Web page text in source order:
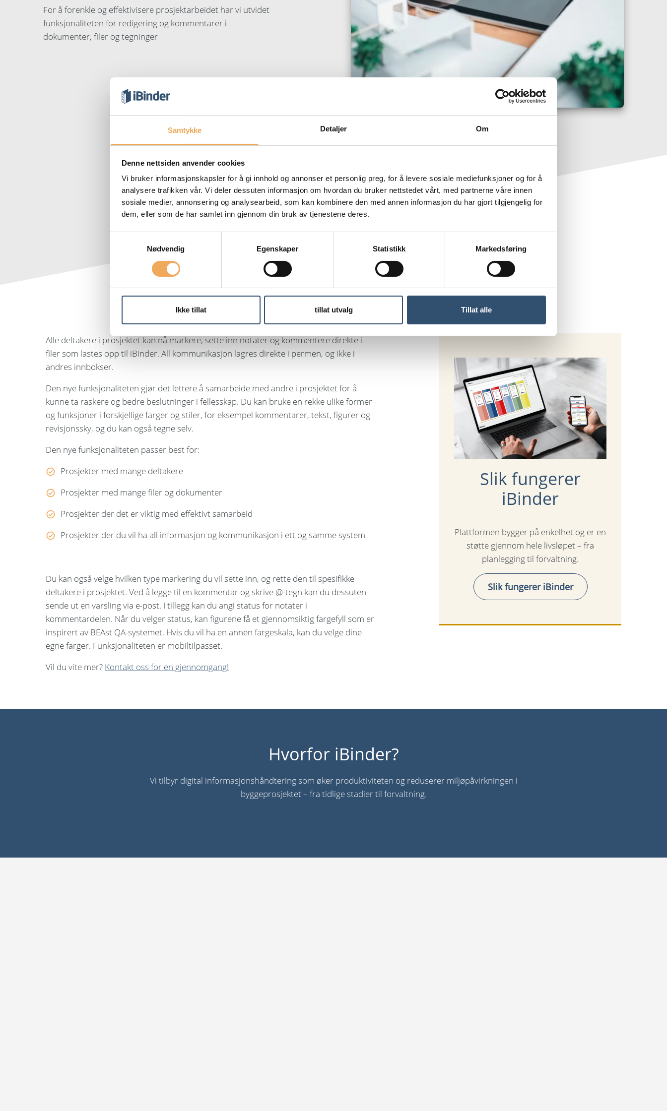
Samtykke Detaljer Om
Denne nettsiden anvender cookies
Vi bruker informasjonskapsler for å gi innhold og annonser et personlig preg, for å levere sosiale mediefunksjoner og for å
analysere trafikken vår. Vi deler dessuten informasjon om hvordan du bruker nettstedet vårt, med partnerne våre innen
sosiale medier, annonsering og analysearbeid, som kan kombinere den med annen informasjon du har gjort tilgjengelig for
dem, eller som de har samlet inn gjennom din bruk av tjenestene deres.
Nødvendig
Egenskaper Statistikk Markedsføring
Ikke tillat tillat utvalg Tillat alle
For å forenkle og effektivisere prosjektarbeidet har vi utvidet
funksjonaliteten for redigering og kommentarer i
dokumenter, filer og tegninger
Alle deltakere i prosjektet kan nå markere, sette inn notater og kommentere direkte i
filer som lastes opp til iBinder. All kommunikasjon lagres direkte i permen, og ikke i
andres innbokser.
Den nye funksjonaliteten gjør det lettere å samarbeide med andre i prosjektet for å
kunne ta raskere og bedre beslutninger i fellesskap. Du kan bruke en rekke ulike former
og funksjoner i forskjellige farger og stiler, for eksempel kommentarer, tekst, figurer og
revisjonssky, og du kan også tegne selv.
Den nye funksjonaliteten passer best for:
Prosjekter med mange deltakere
Prosjekter med mange filer og dokumenter
Prosjekter der det er viktig med effektivt samarbeid
Prosjekter der du vil ha all informasjon og kommunikasjon i ett og samme system
Du kan også velge hvilken type markering du vil sette inn, og rette den til spesifikke
deltakere i prosjektet. Ved å legge til en kommentar og skrive @-tegn kan du dessuten
sende ut en varsling via e-post. I tillegg kan du angi status for notater i
kommentardelen. Når du velger status, kan figurene få et gjennomsiktig fargefyll som er
inspirert av BEAst QA-systemet. Hvis du vil ha en annen fargeskala, kan du velge dine
egne farger. Funksjonaliteten er mobiltilpasset.
Vil du vite mer? Kontakt oss for en gjennomgang!
Slik fungerer
iBinder
Plattformen bygger på enkelhet og er en
støtte gjennom hele livsløpet – fra
planlegging til forvaltning.
Slik fungerer iBinder
Hvorfor iBinder?
Vi tilbyr digital informasjonshåndtering som øker produktiviteten og reduserer miljøpåvirkningen i
byggeprosjektet – fra tidlige stadier til forvaltning.